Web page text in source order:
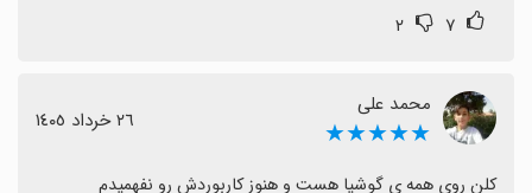
۷ ۲
محمد علی
★★★★★ ٢٦ خرداد ١٤٠٥
کلن روی همه ی گوشیا هست و هنوز کاربوردش رو نفهمیدم